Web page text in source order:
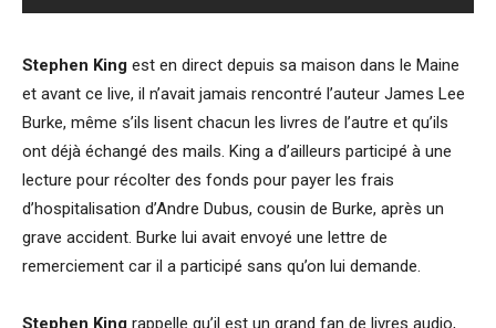
Stephen King est en direct depuis sa maison dans le Maine
et avant ce live, il n’avait jamais rencontré l’auteur James Lee
Burke, même s’ils lisent chacun les livres de l’autre et qu’ils
ont déjà échangé des mails. King a d’ailleurs participé à une
lecture pour récolter des fonds pour payer les frais
d’hospitalisation d’Andre Dubus, cousin de Burke, après un
grave accident. Burke lui avait envoyé une lettre de
remerciement car il a participé sans qu’on lui demande.
Stephen King rappelle qu’il est un grand fan de livres audio,